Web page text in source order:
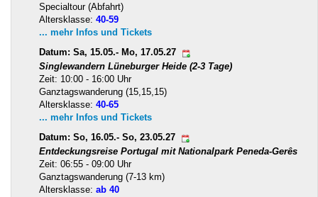
Specialtour (Abfahrt)
Altersklasse: 40-59
... mehr Infos und Tickets
Datum: Sa, 15.05.- Mo, 17.05.27
Singlewandern Lüneburger Heide (2-3 Tage)
Zeit: 10:00 - 16:00 Uhr
Ganztagswanderung (15,15,15)
Altersklasse: 40-65
... mehr Infos und Tickets
Datum: So, 16.05.- So, 23.05.27
Entdeckungsreise Portugal mit Nationalpark Peneda-Gerês
Zeit: 06:55 - 09:00 Uhr
Ganztagswanderung (7-13 km)
Altersklasse: ab 40